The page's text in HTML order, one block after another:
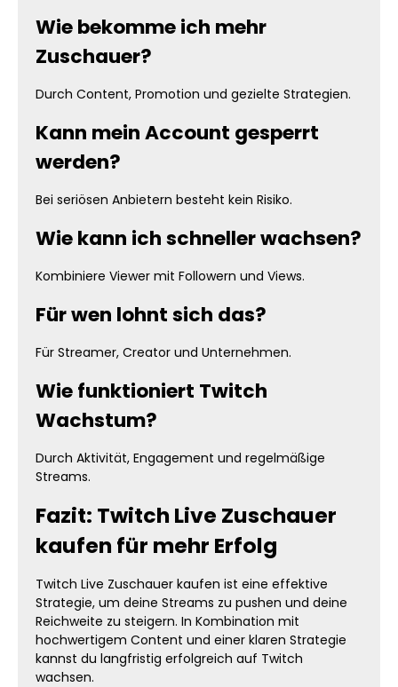
Wie bekomme ich mehr
Zuschauer?
Durch Content, Promotion und gezielte Strategien.
Kann mein Account gesperrt
werden?
Bei seriösen Anbietern besteht kein Risiko.
Wie kann ich schneller wachsen?
Kombiniere Viewer mit Followern und Views.
Für wen lohnt sich das?
Für Streamer, Creator und Unternehmen.
Wie funktioniert Twitch
Wachstum?
Durch Aktivität, Engagement und regelmäßige
Streams.
Fazit: Twitch Live Zuschauer
kaufen für mehr Erfolg
Twitch Live Zuschauer kaufen ist eine effektive
Strategie, um deine Streams zu pushen und deine
Reichweite zu steigern. In Kombination mit
hochwertigem Content und einer klaren Strategie
kannst du langfristig erfolgreich auf Twitch
wachsen.